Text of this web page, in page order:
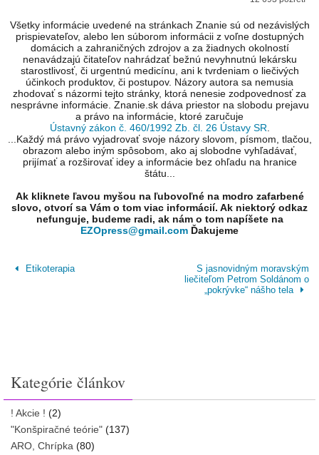
Všetky informácie uvedené na stránkach Znanie sú od nezávislých
prispievateľov, alebo len súborom informácii z voľne dostupných
domácich a zahraničných zdrojov a za žiadnych okolností
nenavádzajú čitateľov nahrádzať bežnú nevyhnutnú lekársku
starostlivosť, či urgentnú medicínu, ani k tvrdeniam o liečivých
účinkoch produktov, či postupov. Názory autora sa nemusia
zhodovať s názormi tejto stránky, ktorá nenesie zodpovednosť za
nesprávne informácie. Znanie.sk dáva priestor na slobodu prejavu
a právo na informácie, ktoré zaručuje
Ústavný zákon č. 460/1992 Zb. čl. 26 Ústavy SR
...Každý má právo vyjadrovať svoje názory slovom, písmom, tlačou,
obrazom alebo iným spôsobom, ako aj slobodne vyhľadávať,
prijímať a rozširovať idey a informácie bez ohľadu na hranice
štátu...
Ak kliknete ľavou myšou na ľubovoľné na modro zafarbené
slovo, otvorí sa Vám o tom viac informácií. Ak niektorý odkaz
nefunguje, budeme radi, ak nám o tom napíšete na
EZOpress@gmail.com Ďakujeme
Etikoterapia
S jasnovidným moravským
liečiteľom Petrom Soldánom o
„pokrývke“ nášho tela
Kategórie článkov
! Akcie ! (2)
"Konšpiračné teórie" (137)
ARO, Chrípka (80)